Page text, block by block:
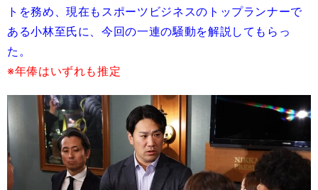
トを務め、現在もスポーツビジネスのトップランナーで
ある小林至氏に、今回の一連の騒動を解説してもらっ
た。
※年俸はいずれも推定